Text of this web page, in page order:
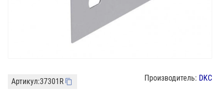
Артикул:37301R Производитель: DKC